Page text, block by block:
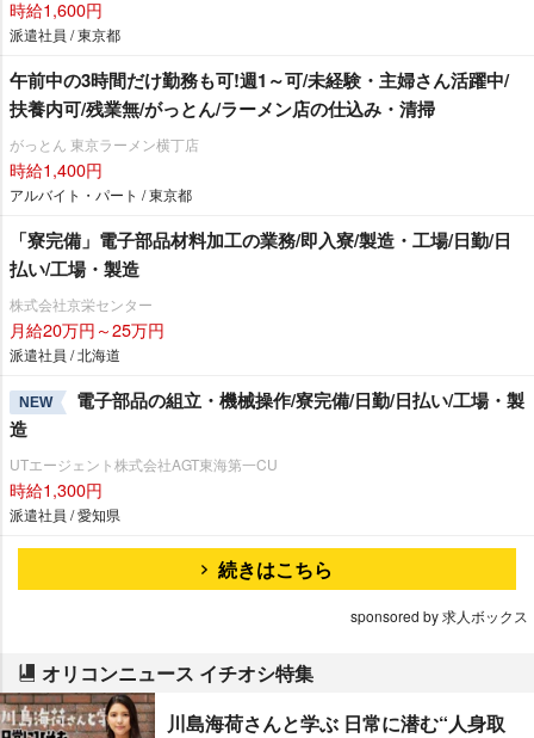
時給1,600円
派遣社員 / 東京都
午前中の3時間だけ勤務も可!週1～可/未経験・主婦さん活躍中/
扶養内可/残業無/がっとん/ラーメン店の仕込み・清掃
がっとん 東京ラーメン横丁店
時給1,400円
アルバイト・パート / 東京都
「寮完備」電子部品材料加工の業務/即入寮/製造・工場/日勤/日
払い/工場・製造
株式会社京栄センター
月給20万円～25万円
派遣社員 / 北海道
NEW
電子部品の組立・機械操作/寮完備/日勤/日払い/工場・製
造
UTエージェント株式会社AGT東海第一CU
時給1,300円
派遣社員 / 愛知県
続きはこちら
sponsored by 求人ボックス
オリコンニュース イチオシ特集
川島海荷さんと学ぶ 日常に潜む“人身取